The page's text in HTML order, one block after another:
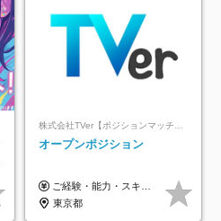
株式会社TVer【ポジションマッチ登録】
オープンポジション
ご経験・能力・スキル等により、当社基準にて優遇・相談のうえ決定いたします。
東京都